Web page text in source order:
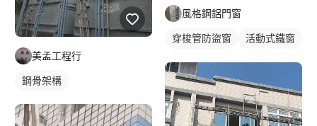
美孟工程行
鋼骨架構
風格鋼鋁門窗
穿梭管防盜窗
活動式鐵窗
鐵窗/防盜窗